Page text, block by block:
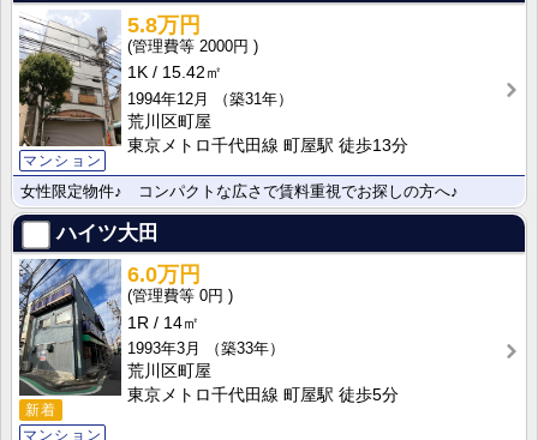
マンション
5.8万円
2000円
1K
15.42㎡
1994年12月
（築31年）
荒川区町屋
東京メトロ千代田線 町屋駅 徒歩13分
女性限定物件♪ コンパクトな広さで賃料重視でお探しの方へ♪
ハイツ大田
新着
マンション
6.0万円
0円
1R
14㎡
1993年3月
（築33年）
荒川区町屋
東京メトロ千代田線 町屋駅 徒歩5分